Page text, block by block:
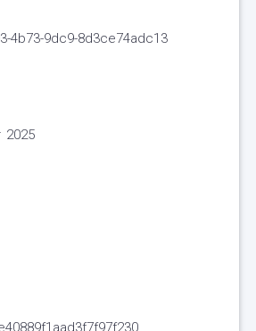
4b73-9dc9-8d3ce74adc13
2025